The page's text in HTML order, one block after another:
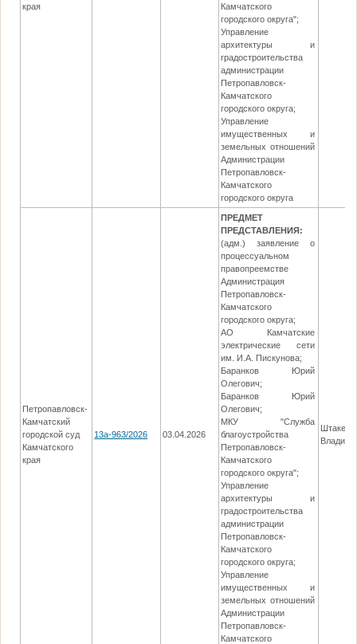
края
Камчатского
городского округа";
Управление
архитектуры и
градостроительства
администрации
Петропавловск-
Камчатского
городского округа;
Управление
имущественных и
земельных отношений
Администрации
Петропавловск-
Камчатского
городского округа
Петропавловск-
Камчатский
городской суд
Камчатского
края
13а-963/2026 03.04.2026
ПРЕДМЕТ
ПРЕДСТАВЛЕНИЯ:
(адм.) заявление о
процессуальном
правопреемстве
Администрация
Петропавловск-
Камчатского
городского округа;
АО Камчатские
электрические сети
им. И.А. Пискунова;
Баранков Юрий
Олегович;
Баранков Юрий
Олегович;
МКУ "Служба
благоустройства
Петропавловск-
Камчатского
городского округа";
Управление
архитектуры и
градостроительства
администрации
Петропавловск-
Камчатского
городского округа;
Управление
имущественных и
земельных отношений
Администрации
Петропавловск-
Камчатского
Штакес